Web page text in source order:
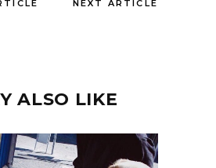
NEXT ARTICLE
ALSO LIKE